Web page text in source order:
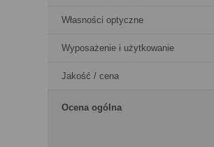
Własności optyczne
Wyposażenie i użytkowanie
Jakość / cena
Ocena ogólna